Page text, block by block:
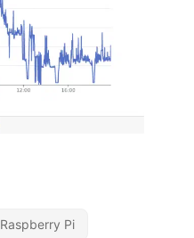
Raspberry Pi